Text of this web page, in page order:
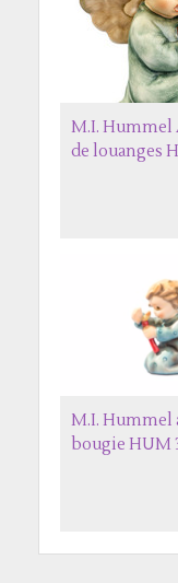
M.I. Hummel
de louanges
M.I. Hummel
bougie HUM